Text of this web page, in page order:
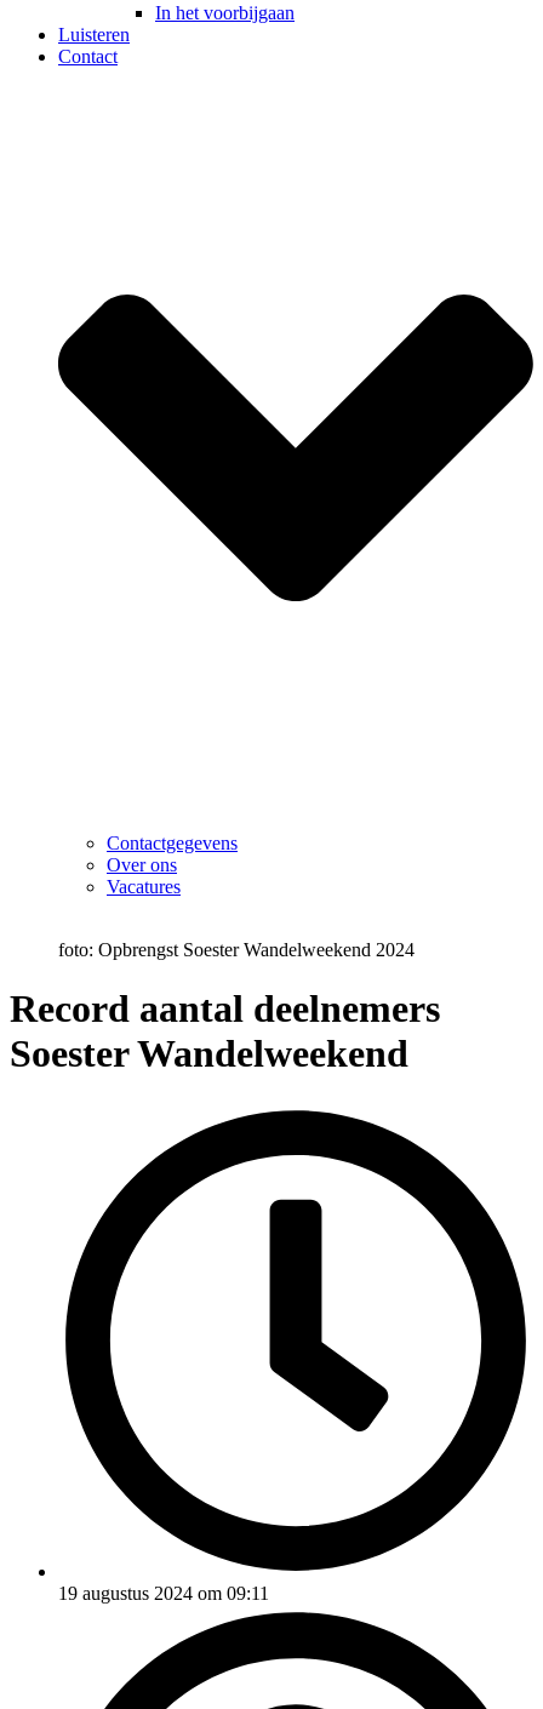
In het voorbijgaan
Luisteren
Contact
Contactgegevens
Over ons
Vacatures
foto: Opbrengst Soester Wandelweekend 2024
Record aantal deelnemers
Soester Wandelweekend
19 augustus 2024 om 09:11